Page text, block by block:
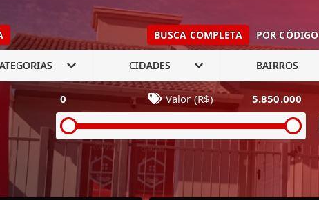
BUSCA COMPLETA POR CÓDIGO
CIDADES BAIRROS
0 Valor (R$) 5.850.000